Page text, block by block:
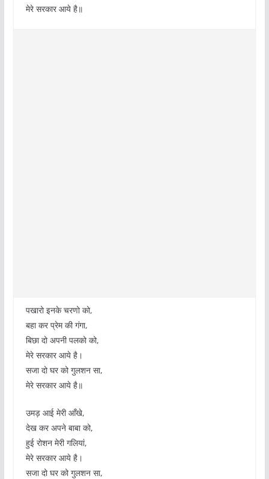
मेरे सरकार आये है॥
पखारो इनके चरणो को,
बहा कर प्रेम की गंगा,
बिछा दो अपनी पलको को,
मेरे सरकार आये है।
सजा दो घर को गुलशन सा,
मेरे सरकार आये है॥
उमड़ आई मेरी आँखे,
देख कर अपने बाबा को,
हुई रोशन मेरी गलियां,
मेरे सरकार आये है।
सजा दो घर को गुलशन सा,